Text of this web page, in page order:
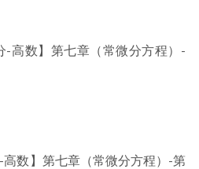
高数】第七章（常微分方程）-
数】第七章（常微分方程）-第